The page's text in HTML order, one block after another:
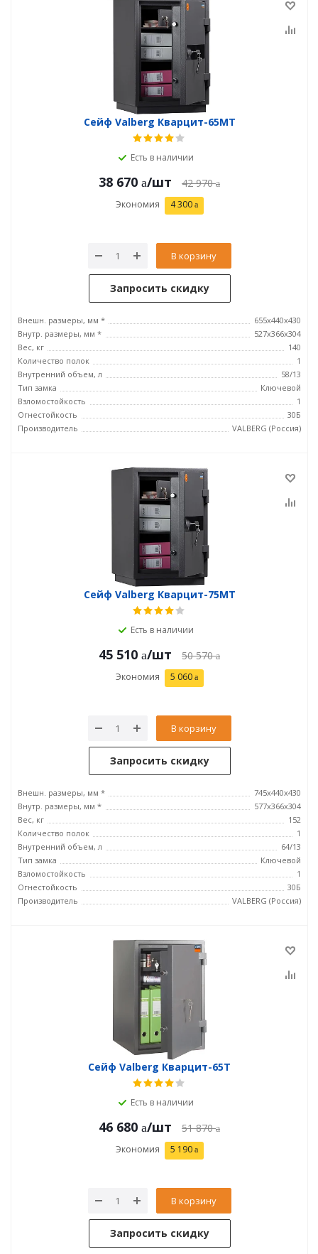
Сейф Valberg Кварцит-65MТ
Есть в наличии
38 670 /шт 42 970
Экономия 4 300
В корзину
Запросить скидку
Внешн. размеры, мм *
655х440х430
Внутр. размеры, мм *
527х366х304
Вес, кг
140
Количество полок
1
Внутренний объем, л
58/13
Тип замка
Ключевой
Взломостойкость
1
Огнестойкость
30Б
Производитель
VALBERG (Россия)
Сейф Valberg Кварцит-75MТ
Есть в наличии
45 510 /шт 50 570
Экономия 5 060
В корзину
Запросить скидку
Внешн. размеры, мм *
745х440х430
Внутр. размеры, мм *
577х366х304
Вес, кг
152
Количество полок
1
Внутренний объем, л
64/13
Тип замка
Ключевой
Взломостойкость
1
Огнестойкость
30Б
Производитель
VALBERG (Россия)
Сейф Valberg Кварцит-65Т
Есть в наличии
46 680 /шт 51 870
Экономия 5 190
В корзину
Запросить скидку